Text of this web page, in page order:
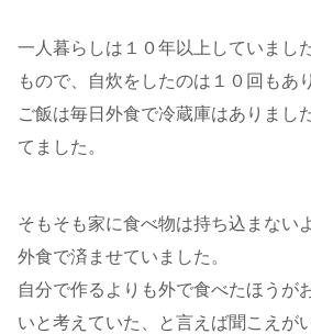
一人暮らしは１０年以上していまし
もので、自炊をしたのは１０回もあ
ご飯は毎日外食で冷蔵庫はありまし
てました。
そもそも家に食べ物は持ち込まない
外食で済ませていました。
自分で作るよりも外で食べたほうが
いと考えていた、と言えば聞こえが